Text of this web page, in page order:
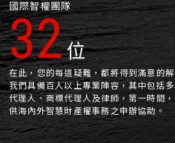
國際智權團隊
47位
在此，您的每道疑難，都將得到滿意的解
我們具備百人以上專業陣容，其中包括
代理人、商標代理人及律師，第一時間
供海內外智慧財產權事務之申辦協助。